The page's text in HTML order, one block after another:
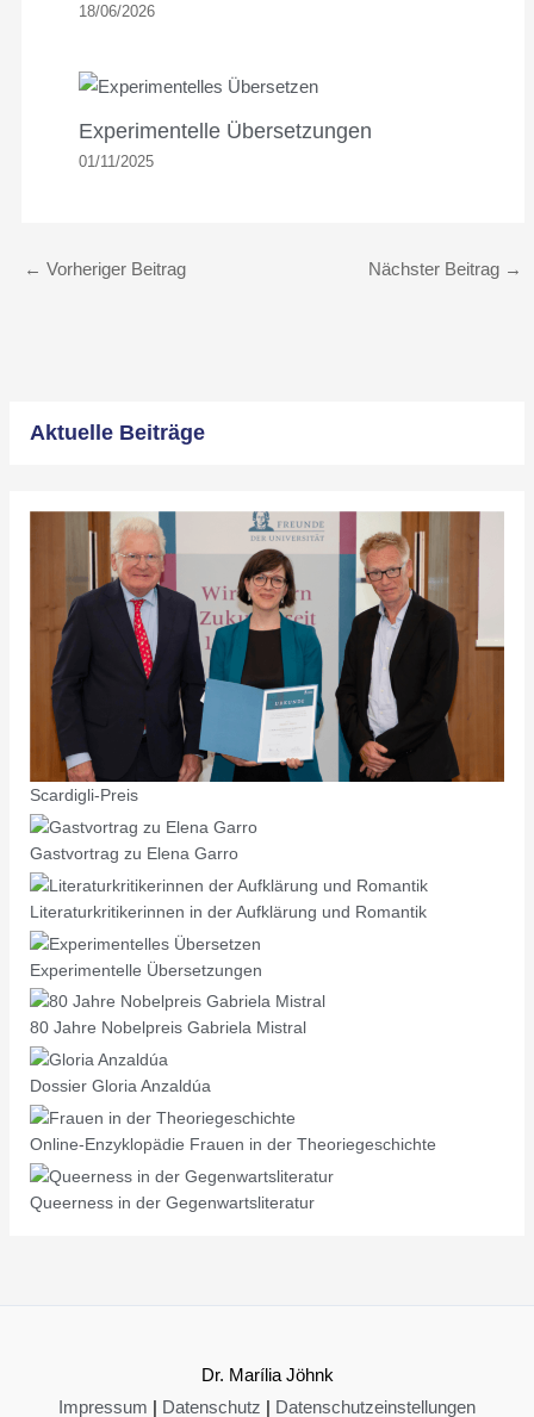
Aktuelle Beiträge
Scardigli-Preis
Gastvortrag zu Elena Garro
Literaturkritikerinnen in der Aufklärung und Romantik
Experimentelle Übersetzungen
80 Jahre Nobelpreis Gabriela Mistral
Dossier Gloria Anzaldúa
Online-Enzyklopädie Frauen in der Theoriegeschichte
Queerness in der Gegenwartsliteratur
18/06/2026
Experimentelle Übersetzungen
01/11/2025
← Vorheriger Beitrag Nächster Beitrag →
Dr. Marília Jöhnk
Impressum
Datenschutz Datenschutzeinstellungen